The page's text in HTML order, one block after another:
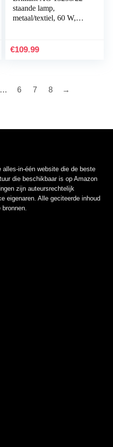
staande lamp,
metaal/textiel, 60 W,
€109.99
… 6 7 8 →
in-één website die de beste
die beschikbaar is op Amazon
zijn auteursrechtelijk
eigenaren. Alle geciteerde inhoud